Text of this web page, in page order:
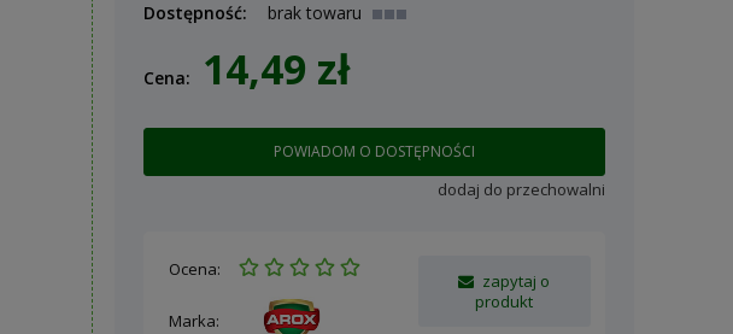
Dostępność: brak towaru
Cena: 14,49 zł
POWIADOM O DOSTĘPNOŚCI
dodaj do przechowalni
Ocena:
Marka:
zapytaj o
produkt